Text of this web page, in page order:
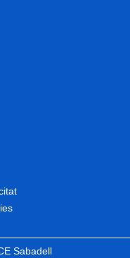
Sabadell